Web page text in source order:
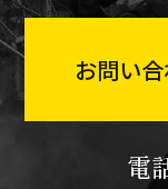
お問い
電